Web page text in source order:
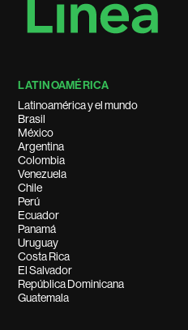
LATINOAMÉRICA
Latinoamérica y el mundo
Brasil
México
Argentina
Colombia
Venezuela
Chile
Perú
Ecuador
Panamá
Uruguay
Costa Rica
El Salvador
República Dominicana
Guatemala